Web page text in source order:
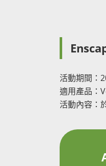
活動期間：
適用產品：
活動內容：